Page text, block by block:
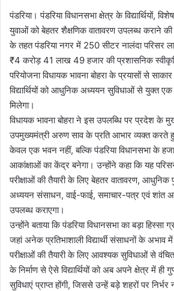
पंडरिया। पंडरिया विधानसभा क्षेत्र के विद्यार्थियों,
युवाओं को बेहतर शैक्षणिक वातावरण उपलब्ध कराने
के तहत पंडरिया नगर में 250 सीटर नालंदा परिसर
₹4 करोड़ 41 लाख 49 हजार की प्रशासनिक
परियोजना विधायक भावना बोहरा के प्रयासों से
विद्यार्थियों को आधुनिक अध्ययन सुविधाओं से युक्त
मिलेगा।
विधायक भावना बोहरा ने इस उपलब्धि पर प्रदेश के
उपमुख्यमंत्री अरुण साव के प्रति आभार व्यक्त करते
केवल एक भवन नहीं, बल्कि पंडरिया विधानसभा के
आकांक्षाओं का केंद्र बनेगा। उन्होंने कहा कि यह परिसर
परीक्षाओं की तैयारी के लिए बेहतर वातावरण,
अध्ययन संसाधन, वाई-फाई, समाचार-पत्र एवं शांत
उपलब्ध कराएगा।
उन्होंने बताया कि पंडरिया विधानसभा का बड़ा हिस्सा
जहां अनेक प्रतिभाशाली विद्यार्थी संसाधनों के अभाव
परीक्षाओं की तैयारी के लिए आवश्यक सुविधाओं से
के निर्माण से ऐसे विद्यार्थियों को अब अपने क्षेत्र में ही
सुविधाएं प्राप्त होंगी, जिससे उन्हें बड़े शहरों पर निर्भर